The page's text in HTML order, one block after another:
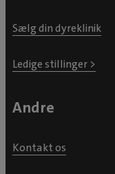
Sælg din dyreklinik
Ledige stillinger >
Andre
Kontakt os